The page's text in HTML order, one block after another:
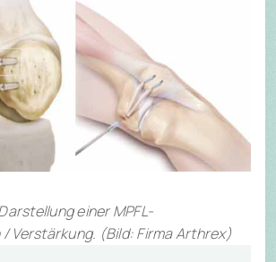
einer MPFL-
Verstärkung. (Bild: Firma Arthrex)